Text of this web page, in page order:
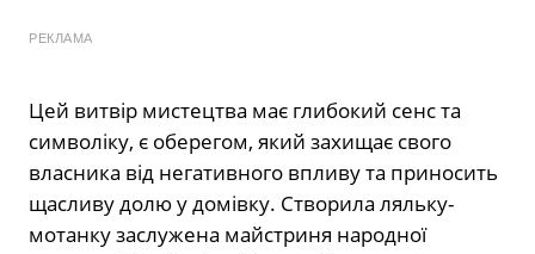
РЕКЛАМА
Цей витвір мистецтва має глибокий сенс та
символіку, є оберегом, який захищає свого
власника від негативного впливу та приносить
щасливу долю у домівку. Створила ляльку-
мотанку заслужена майстриня народної